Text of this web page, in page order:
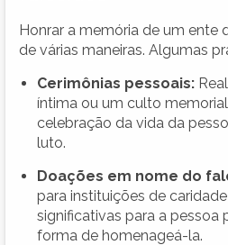
Honrar a memória de um ente
de várias maneiras. Algumas
Cerimônias pessoais:
íntima ou um culto
celebração da vida da
luto.
Doações em nome do
para instituições de
significativas para a pessoa
forma de homenageá-la.